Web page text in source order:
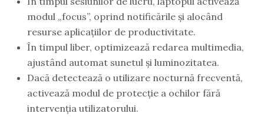
modul „focus”, oprind notificările și alocând
resurse aplicațiilor de productivitate.
În timpul liber, optimizează redarea multimedia,
ajustând automat sunetul și luminozitatea.
Dacă detectează o utilizare nocturnă frecventă,
activează modul de protecție a ochilor fără
intervenția utilizatorului.